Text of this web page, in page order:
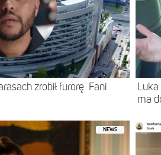
zrobił furorę. Fani
ma
NEWS